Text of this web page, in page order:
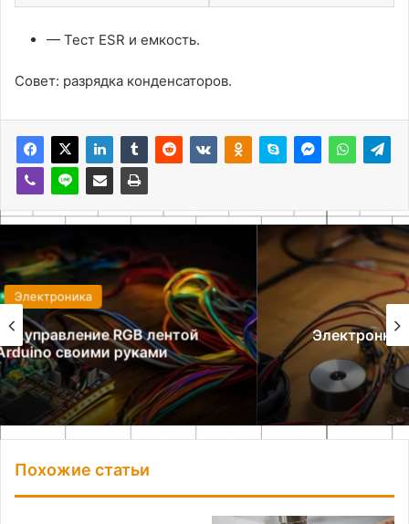
— Тест ESR и емкость.
Совет: разрядка конденсаторов.
Электроника
Электронный стетофонендоскоп своими
руками
Похожие статьи